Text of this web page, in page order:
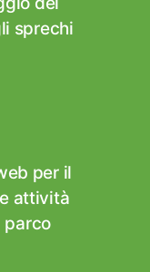
sprechi
per il
attività
parco